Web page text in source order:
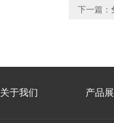
下一篇：
关于我们 产品